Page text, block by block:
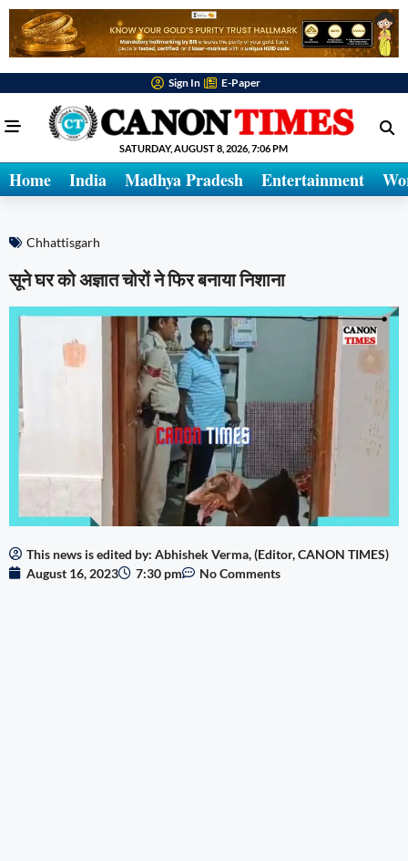
Sign In E-Paper
SATURDAY, AUGUST 8, 2026, 7:06 PM
Home India Madhya Pradesh Entertainment
Chhattisgarh
सूने घर को अज्ञात चोरों ने फिर बनाया निशाना
This news is edited by: Abhishek Verma, (Editor, CANON TIMES)
August 16, 2023
7:30 pm No Comments